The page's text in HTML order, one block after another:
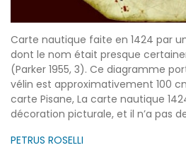
Carte nautique faite en 1424 par
dont le nom était presque
(Parker 1955, 3). Ce diagramme
vélin est approximativement 100
carte Pisane, La carte nautique
décoration picturale, et il n’a pas
PETRUS ROSELLI